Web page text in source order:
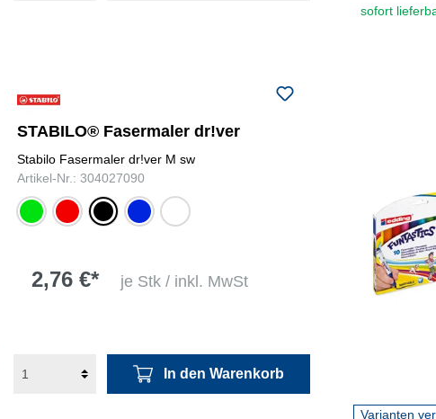
sofort
STABILO® Fasermaler dr!ver
Stabilo Fasermaler dr!ver M sw
Artikel-Nr.: 304027090
grün schwarzblaublau,
rot, grün
2,76 €* je Stk / inkl. MwSt
In den Warenkorb
Varianten